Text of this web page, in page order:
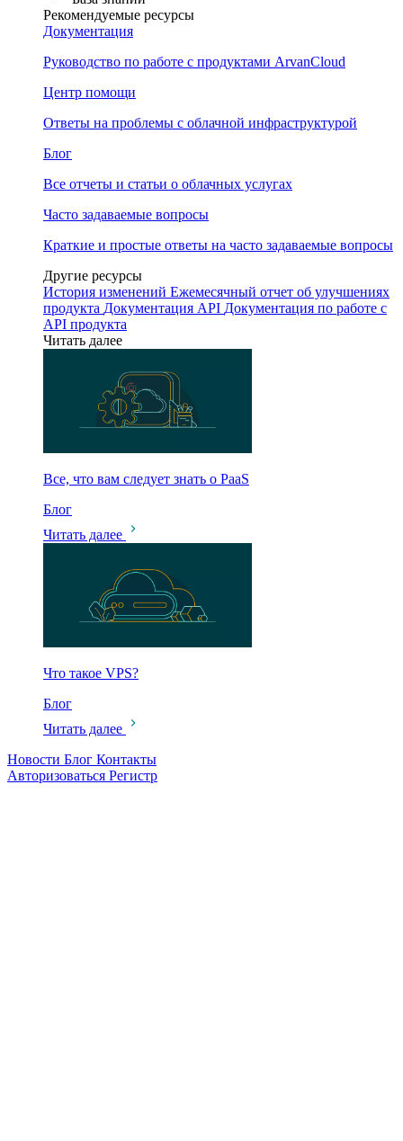
Рекомендуемые ресурсы
Документация
Руководство по работе с продуктами ArvanCloud
Центр помощи
Ответы на проблемы с облачной инфраструктурой
Блог
Все отчеты и статьи о облачных услугах
Часто задаваемые вопросы
Краткие и простые ответы на часто задаваемые вопросы
Другие ресурсы
История изменений Ежемесячный отчет об улучшениях
продукта Документация API Документация по работе с
API продукта
Читать далее
Все, что вам следует знать о PaaS
Блог
Читать далее
Что такое VPS?
Блог
Читать далее
Новости Блог Контакты
Авторизоваться Pегистр